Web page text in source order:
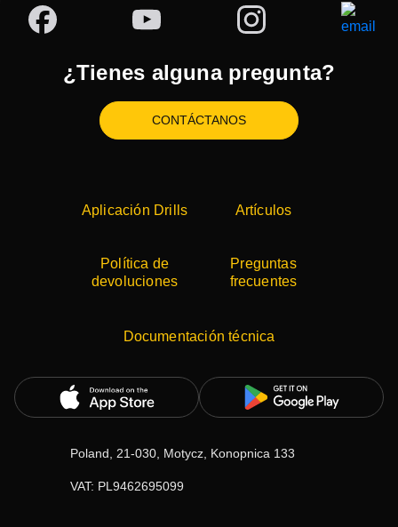
¿Tienes alguna pregunta?
CONTÁCTANOS
Aplicación Drills Artículos
Política de
devoluciones
Preguntas
frecuentes
Documentación técnica
Poland, 21-030, Motycz, Konopnica 133
VAT: PL9462695099